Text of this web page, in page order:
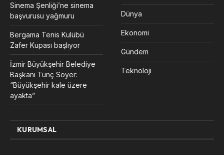
Sinema Şenliği’ne sinema
başvurusu yağmuru
Bergama Tenis Kulübü
Zafer Kupası başlıyor
İzmir Büyükşehir Belediye
Başkanı Tunç Soyer:
“Büyükşehir kale üzere
ayakta”
Dünya
Ekonomi
Gündem
Teknoloji
KURUMSAL